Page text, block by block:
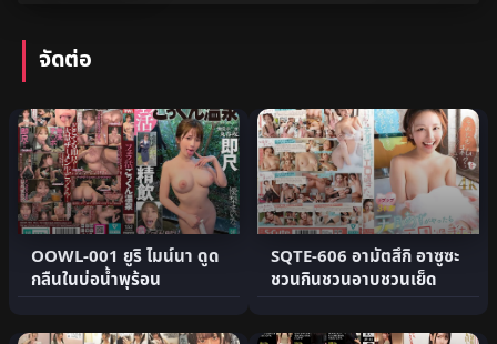
จัดต่อ
OOWL-001 ยูริ ไมน์นา ดูด
กลืนในบ่อน้ำพุร้อน
SQTE-606 อามัตสึกิ อาซูซะ
ชวนกินชวนอาบชวนเย็ด